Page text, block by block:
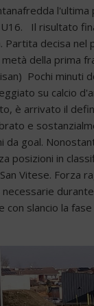
U16. Il risultato
Partita decisa nel
della prima
Pochi minuti
su calcio
è arrivato il
e
da goal.
posizioni in
Vitese. Forza
con slancio la